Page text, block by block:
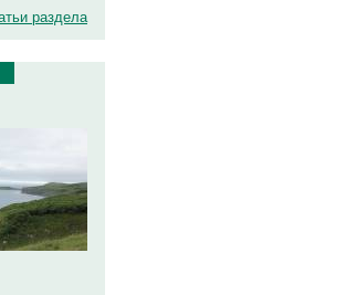
раздела